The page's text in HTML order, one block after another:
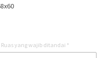
Ruas yang wajib ditandai *